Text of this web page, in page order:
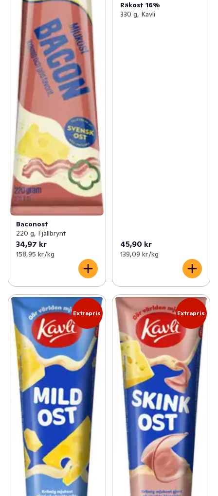
Baconost
220 g, Fjällbrynt
34,97 kr
158,95 kr /kg
Räkost 16%
330 g, Kavli
45,90 kr
139,09 kr /kg
Extrapris Extrapris